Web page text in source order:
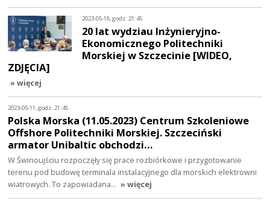
2023-05-18, godz. 21:45
20 lat wydziau Inżynieryjno-
Ekonomicznego Politechniki
Morskiej w Szczecinie [WIDEO,
ZDJĘCIA]
» więcej
2023-05-11, godz. 21:45
Polska Morska (11.05.2023) Centrum Szkoleniowe
Offshore Politechniki Morskiej. Szczeciński
armator Unibaltic obchodzi…
W Świnoujściu rozpoczęły się prace rozbiórkowe i przygotowanie
terenu pod budowę terminala instalacyjnego dla morskich elektrowni
wiatrowych. To zapowiadana… » więcej